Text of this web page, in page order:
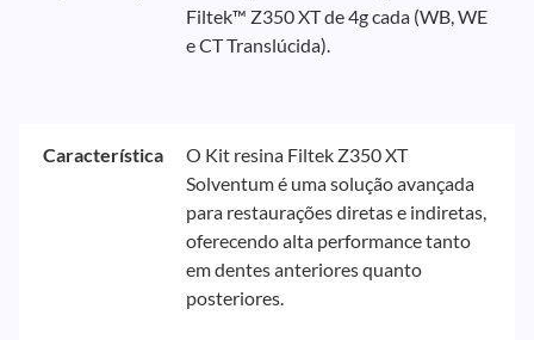
Filtek™ Z350 XT de 4g cada (WB, WE
e CT Translúcida).
Característica
O Kit resina Filtek Z350 XT
Solventum é uma solução avançada
para restaurações diretas e indiretas,
oferecendo alta performance tanto
em dentes anteriores quanto
posteriores.